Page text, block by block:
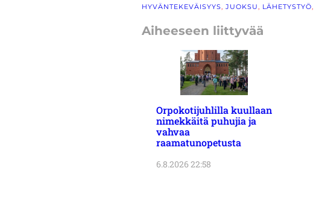
HYVÄNTEKEVÄISYYS, JUOKSU, LÄHETYSTYÖ,
Aiheeseen liittyvää
Orpokotijuhlilla kuullaan
nimekkäitä puhujia ja
vahvaa
raamatunopetusta
6.8.2026 22:58